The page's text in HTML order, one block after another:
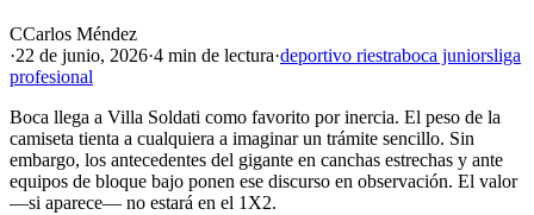
CCarlos Méndez
·22 de junio, 2026·4 min de lectura·deportivo riestraboca juniorsliga
profesional
Boca llega a Villa Soldati como favorito por inercia. El peso de la
camiseta tienta a cualquiera a imaginar un trámite sencillo. Sin
embargo, los antecedentes del gigante en canchas estrechas y ante
equipos de bloque bajo ponen ese discurso en observación. El valor
—si aparece— no estará en el 1X2.